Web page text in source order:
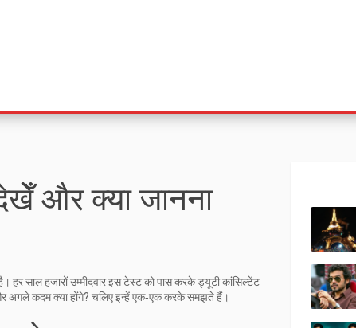
और क्या जानना
हर साल हजारों उम्मीदवार इस टेस्ट को पास करके ड्यूटी कांसिल्टेंट
कदम क्या होंगे? चलिए इन्हें एक‑एक करके समझते हैं।